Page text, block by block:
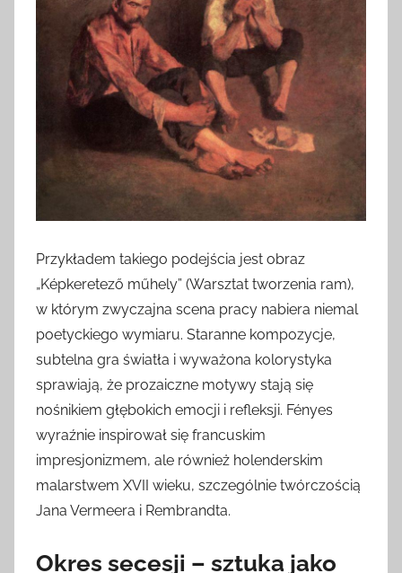
Przykładem takiego podejścia jest obraz
„Képkeretező műhely” (Warsztat tworzenia ram),
w którym zwyczajna scena pracy nabiera niemal
poetyckiego wymiaru. Staranne kompozycje,
subtelna gra światła i wyważona kolorystyka
sprawiają, że prozaiczne motywy stają się
nośnikiem głębokich emocji i refleksji. Fényes
wyraźnie inspirował się francuskim
impresjonizmem, ale również holenderskim
malarstwem XVII wieku, szczególnie twórczością
Jana Vermeera i Rembrandta.
Okres secesji – sztuka jako